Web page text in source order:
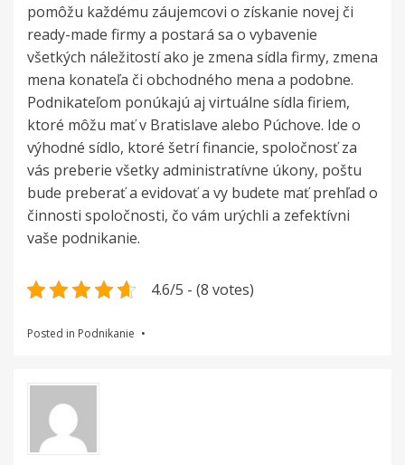
pomôžu každému záujemcovi o získanie novej či
ready-made firmy a postará sa o vybavenie
všetkých náležitostí ako je zmena sídla firmy, zmena
mena konateľa či obchodného mena a podobne.
Podnikateľom ponúkajú aj virtuálne sídla firiem,
ktoré môžu mať v Bratislave alebo Púchove. Ide o
výhodné sídlo, ktoré šetrí financie, spoločnosť za
vás preberie všetky administratívne úkony, poštu
bude preberať a evidovať a vy budete mať prehľad o
činnosti spoločnosti, čo vám urýchli a zefektívni
vaše podnikanie.
4.6/5 - (8 votes)
Posted in Podnikanie